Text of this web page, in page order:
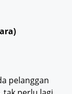
pelanggan